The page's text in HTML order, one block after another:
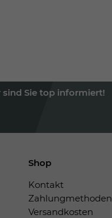
sind Sie top informiert!
Shop
Kontakt
Zahlungmethoden
Versandkosten